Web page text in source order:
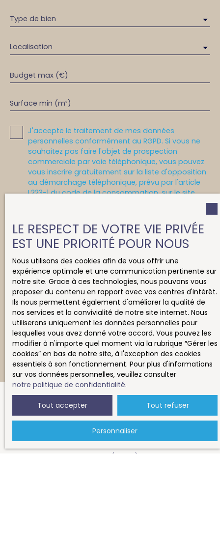
Type de bien
Localisation
Budget max (€)
Surface min (m²)
J'accepte le traitement de mes données
personnelles conformément au RGPD. Si vous ne
souhaitez pas faire l'objet de prospection
commerciale par voie téléphonique, vous pouvez
vous inscrire gratuitement sur la liste d'opposition
au démarchage téléphonique, prévu par l'article
L223-1 du code de la consommation, sur le site
Société Worldline, Service Bloctel, CS 61311, 41013
BLOIS CEDEX.
Pour en savoir plus sur le traitement de vos
données personnelles, veuillez consulter notre
politique de confidentialité.
Recevoir des annonces
JE RECHERCHE UN BIEN
Location appartement Nantes (44000)
Vente appartement Nantes (44100)
LE RESPECT DE VOTRE VIE PRIVÉE
EST UNE PRIORITÉ POUR NOUS
Nous utilisons des cookies afin de vous offrir une
expérience optimale et une communication pertinente sur
notre site. Grace à ces technologies, nous pouvons vous
proposer du contenu en rapport avec vos centres d'intérêt.
Ils nous permettent également d'améliorer la qualité de
nos services et la convivialité de notre site internet. Nous
utiliserons uniquement les données personnelles pour
lesquelles vous avez donné votre accord. Vous pouvez les
modifier à n'importe quel moment via la rubrique ″Gérer les
cookies″ en bas de notre site, à l'exception des cookies
essentiels à son fonctionnement. Pour plus d'informations
sur vos données personnelles, veuillez consulter
notre politique de confidentialité.
Tout accepter Tout refuser
Personnaliser